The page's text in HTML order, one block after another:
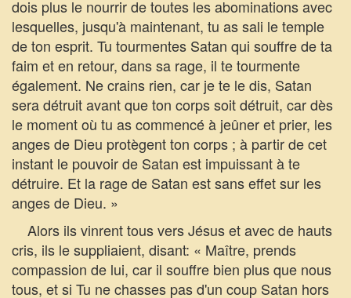
dois plus le nourrir de toutes les abominations avec
lesquelles, jusqu'à maintenant, tu as sali le temple
de ton esprit. Tu tourmentes Satan qui souffre de ta
faim et en retour, dans sa rage, il te tourmente
également. Ne crains rien, car je te le dis, Satan
sera détruit avant que ton corps soit détruit, car dès
le moment où tu as commencé à jeûner et prier, les
anges de Dieu protègent ton corps ; à partir de cet
instant le pouvoir de Satan est impuissant à te
détruire. Et la rage de Satan est sans effet sur les
anges de Dieu. »
Alors ils vinrent tous vers Jésus et avec de hauts
cris, ils le suppliaient, disant: « Maître, prends
compassion de lui, car il souffre bien plus que nous
tous, et si Tu ne chasses pas d'un coup Satan hors